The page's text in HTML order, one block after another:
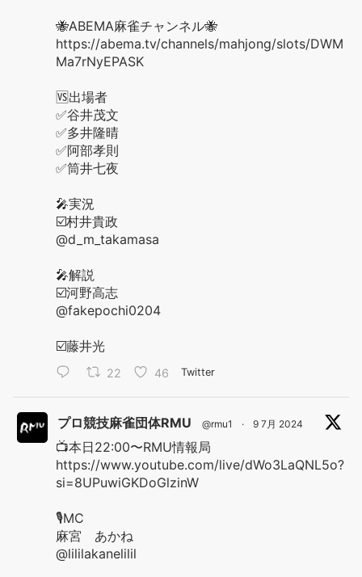
🐝ABEMA麻雀チャンネル🐝
https://abema.tv/channels/mahjong/slots/DWM
Ma7rNyEPASK
🆚出場者
✅谷井茂文
✅多井隆晴
✅阿部孝則
✅筒井七夜
🎤実況
☑️村井貴政
@d_m_takamasa
🎤解説
☑️河野高志
@fakepochi0204
☑️藤井光
22 46 Twitter
プロ競技麻雀団体RMU @rmu1 · 9 7月 2024
📺本日22:00〜RMU情報局
https://www.youtube.com/live/dWo3LaQNL5o?
si=8UPuwiGKDoGlzinW
🎙️MC
麻宮 あかね
@lililakanelilil